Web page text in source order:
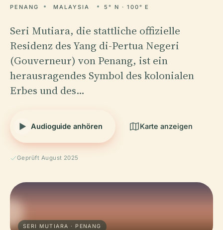
PENANG MALAYSIA 5° N · 100° E
Seri Mutiara, die stattliche offizielle
Residenz des Yang di-Pertua Negeri
(Gouverneur) von Penang, ist ein
herausragendes Symbol des kolonialen
Erbes und des…
Audioguide anhören Karte anzeigen
Geprüft August 2025
SERI MUTIARA · PENANG